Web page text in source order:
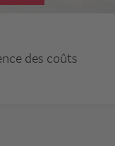
des coûts